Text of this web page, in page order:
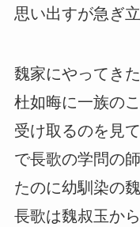
思い出すが急ぎ
魏家にやってき
杜如晦に一族の
受け取るのを見
で長歌の学問の
たのに幼馴染の
長歌は魏叔玉か